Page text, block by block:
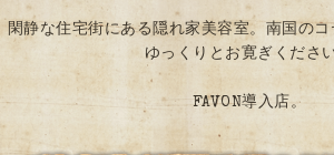
閑静な住宅街にある隠れ家美容室。南国の
ゆっくりとお寛ぎください
FAVON導入店。